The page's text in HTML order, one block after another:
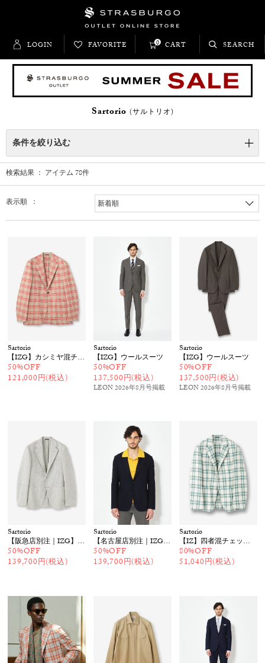
LOGIN FAVORITE CART
0 SEARCH
Sartorio (サルトリオ)
条件を絞り込む
検索結果 ： アイテム 78件
表示順 ：
Sartorio
【IZG】カシミヤ混チェックジャケット
50%OFF
121,000円(税込)
Sartorio
【IZG】ウールスーツ
50%OFF
137,500円(税込)
LEON 2026年8月号掲載
Sartorio
【IZG】ウールスーツ
50%OFF
137,500円(税込)
LEON 2026年8月号掲載
Sartorio
【阪急店別注｜IZG】ウールシルクチェックジャケット
50%OFF
139,700円(税込)
Sartorio
【名古屋店別注｜IZG】ウールストレッチジャケット
50%OFF
139,700円(税込)
Sartorio
【IZ】四者混チェックジャケット
80%OFF
51,040円(税込)